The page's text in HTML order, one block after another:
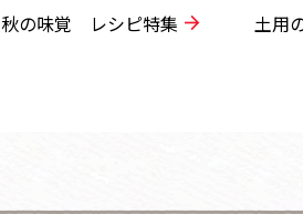
秋の味覚 レシピ特集 土用